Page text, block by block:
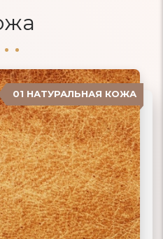
01 НАТУРАЛЬНАЯ КОЖА
02 ЭКОКОЖА